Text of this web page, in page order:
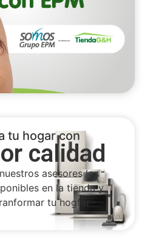
tu hogar con
calidad
asesores los
en la tienda y
tu hogfar